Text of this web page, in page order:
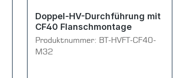
Doppel-HV-Durchführung mit
CF40 Flanschmontage
Produktnummer: BT-HVFT-CF40-
M32